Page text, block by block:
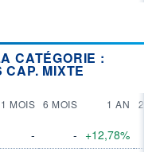
CATÉGORIE :
MIXTE
1 MOIS 6 MOIS 1 AN 2
- - +12,78%